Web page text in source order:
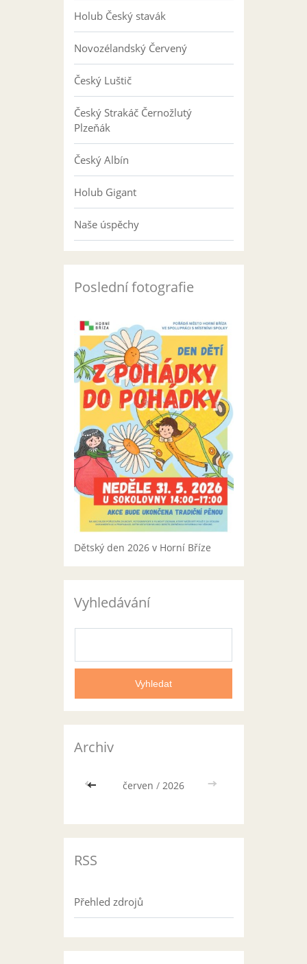
Holub Český stavák
Novozélandský Červený
Český Luštič
Český Strakáč Černožlutý
Plzeňák
Český Albín
Holub Gigant
Naše úspěchy
Poslední fotografie
Dětský den 2026 v Horní Bříze
Vyhledávání
Archiv
<< červen / 2026 >>
RSS
Přehled zdrojů